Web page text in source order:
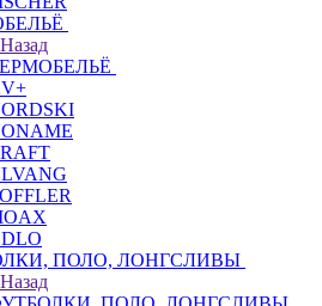
Назад
ПОЛО, ЛОНГСЛИВЫ
Назад